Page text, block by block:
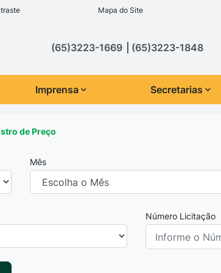
de acessibilidade
Mapa do Site
(65)3223-1669 (65)3223-1848
Imprensa Secretarias
de Preço
Mês
Número Licitação